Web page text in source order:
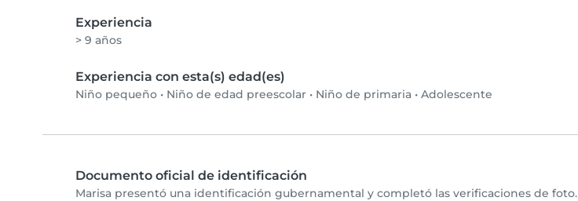
Experiencia
> 9 años
Experiencia con esta(s) edad(es)
Niño pequeño • Niño de edad preescolar • Niño de primaria • Adolescente
Documento oficial de identificación
Marisa presentó una identificación gubernamental y completó las verificaciones de foto.